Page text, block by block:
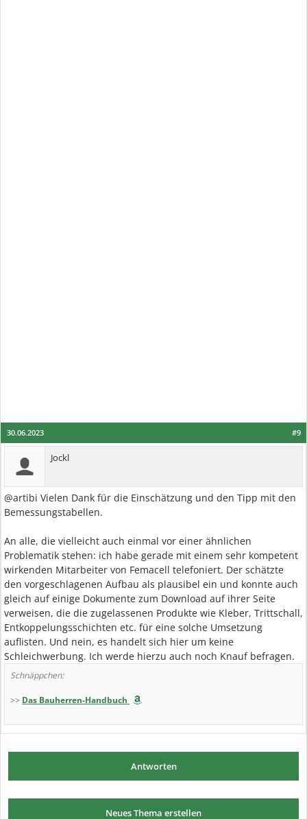
#9
30.06.2023
Jockl
@artibi Vielen Dank für die Einschätzung und den Tipp mit den
Bemessungstabellen.
An alle, die vielleicht auch einmal vor einer ähnlichen
Problematik stehen: ich habe gerade mit einem sehr kompetent
wirkenden Mitarbeiter von Femacell telefoniert. Der schätzte
den vorgeschlagenen Aufbau als plausibel ein und konnte auch
gleich auf einige Dokumente zum Download auf ihrer Seite
verweisen, die die zugelassenen Produkte wie Kleber, Trittschall,
Entkoppelungsschichten etc. für eine solche Umsetzung
auflisten. Und nein, es handelt sich hier um keine
Schleichwerbung. Ich werde hierzu auch noch Knauf befragen.
Schnäppchen:
>> Das Bauherren-Handbuch
Antworten
Neues Thema erstellen